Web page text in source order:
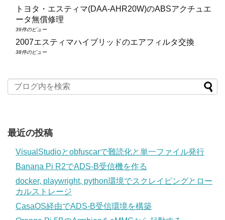
トヨタ・エスティマ(DAA‑AHR20W)のABSアクチュエ
ータ無償修理
39件のビュー
2007エスティマハイブリッドのエアフィルタ交換
38件のビュー
最近の投稿
VisualStudioとobfuscarで難読化と単一ファイル発行
Banana Pi R2でADS-B受信機を作る
docker, playwright, python環境でスクレイピングとロー
カルストレージ
CasaOS経由でADS-B受信環境を構築